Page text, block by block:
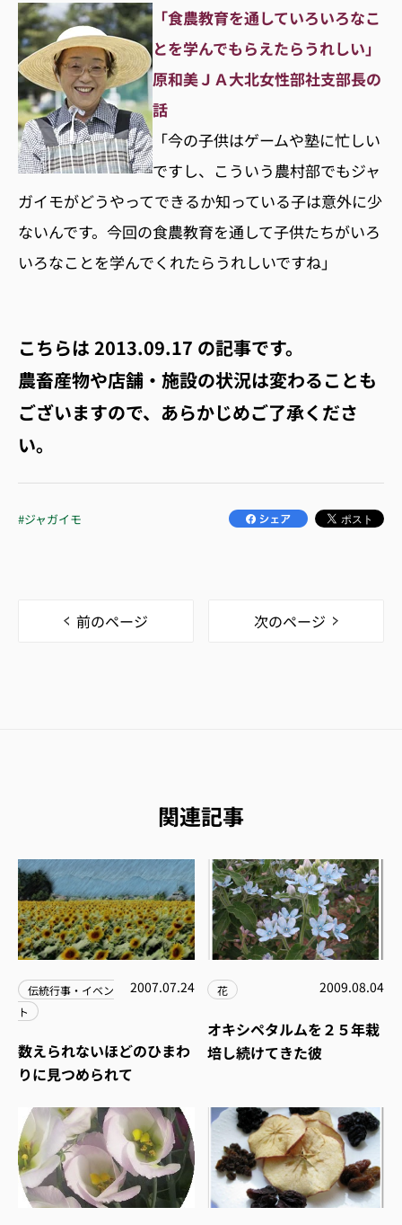
「食農教育を通していろいろなこ
とを学んでもらえたらうれしい」
原和美ＪＡ大北女性部社支部長の
話
「今の子供はゲームや塾に忙しい
ですし、こういう農村部でもジャ
ガイモがどうやってできるか知っている子は意外に少
ないんです。今回の食農教育を通して子供たちがいろ
いろなことを学んでくれたらうれしいですね」
こちらは2013.09.17 の記事です。
農畜産物や店舗・施設の状況は変わることも
ございますので、あらかじめご了承くださ
い。
#ジャガイモ
前のページ 次のページ
関連記事
伝統行事・イベン
ト
2007.07.24
数えられないほどのひまわ
りに見つめられて
花 2009.08.04
オキシペタルムを２５年栽
培し続けてきた彼